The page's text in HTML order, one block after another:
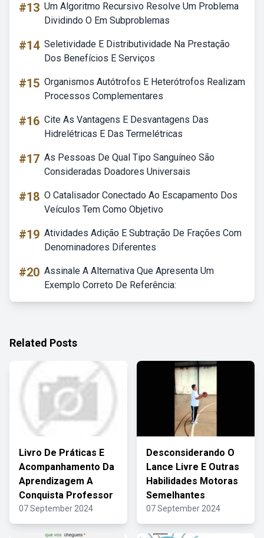
#13 Um Algoritmo Recursivo Resolve Um Problema
Dividindo O Em Subproblemas
#14 Seletividade E Distributividade Na Prestação
Dos Benefícios E Serviços
#15 Organismos Autótrofos E Heterótrofos Realizam
Processos Complementares
#16 Cite As Vantagens E Desvantagens Das
Hidrelétricas E Das Termelétricas
#17 As Pessoas De Qual Tipo Sanguíneo São
Consideradas Doadores Universais
#18 O Catalisador Conectado Ao Escapamento Dos
Veículos Tem Como Objetivo
#19 Atividades Adição E Subtração De Frações Com
Denominadores Diferentes
#20 Assinale A Alternativa Que Apresenta Um
Exemplo Correto De Referência:
Related Posts
Livro De Práticas E
Acompanhamento Da
Aprendizagem A
Conquista Professor
07 September 2024
Desconsiderando O
Lance Livre E Outras
Habilidades Motoras
Semelhantes
07 September 2024